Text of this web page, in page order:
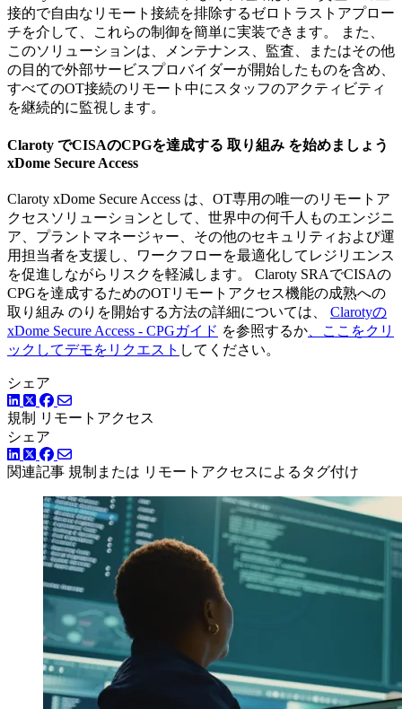
接的で自由なリモート接続を排除するゼロトラストアプロー
チを介して、これらの制御を簡単に実装できます。 また、
このソリューションは、メンテナンス、監査、またはその他
の目的で外部サービスプロバイダーが開始したものを含め、
すべてのOT接続のリモート中にスタッフのアクティビティ
を継続的に監視します。
Claroty でCISAのCPGを達成する 取り組み を始めましょう
xDome Secure Access
Claroty xDome Secure Access は、OT専用の唯一のリモートア
クセスソリューションとして、世界中の何千人ものエンジニ
ア、プラントマネージャー、その他のセキュリティおよび運
用担当者を支援し、ワークフローを最適化してレジリエンス
を促進しながらリスクを軽減します。 Claroty SRAでCISAの
CPGを達成するためのOTリモートアクセス機能の成熟への
取り組み のりを開始する方法の詳細については、 Clarotyの
xDome Secure Access - CPGガイド を参照するか 、ここをクリ
ックしてデモをリクエスト してください。
シェア
LinkedIn
ツイッター
Facebook
規制
リモートアクセス
シェア
LinkedIn
ツイッター
Facebook
関連記事 規制または リモートアクセスによるタグ付け